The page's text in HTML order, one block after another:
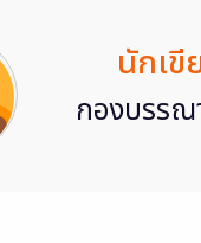
นักเขี
กองบรรณ